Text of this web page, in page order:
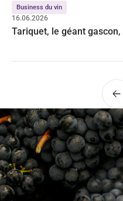
Business du vin
16.06.2026
Tariquet, le géant